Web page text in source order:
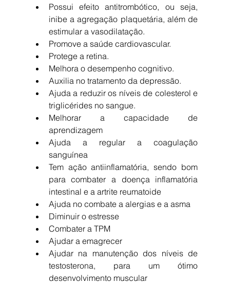
Possui efeito antitrombótico, ou seja,
inibe a agregação plaquetária, além de
estimular a vasodilatação.
Promove a saúde cardiovascular.
Protege a retina.
Melhora o desempenho cognitivo.
Auxilia no tratamento da depressão.
Ajuda a reduzir os níveis de colesterol e
triglicérides no sangue.
Melhorar a capacidade de
aprendizagem
Ajuda a regular a coagulação
sanguínea
Tem ação antiinflamatória, sendo bom
para combater a doença inflamatória
intestinal e a artrite reumatoide
Ajuda no combate a alergias e a asma
Diminuir o estresse
Combater a TPM
Ajudar a emagrecer
Ajudar na manutenção dos níveis de
testosterona, para um ótimo
desenvolvimento muscular